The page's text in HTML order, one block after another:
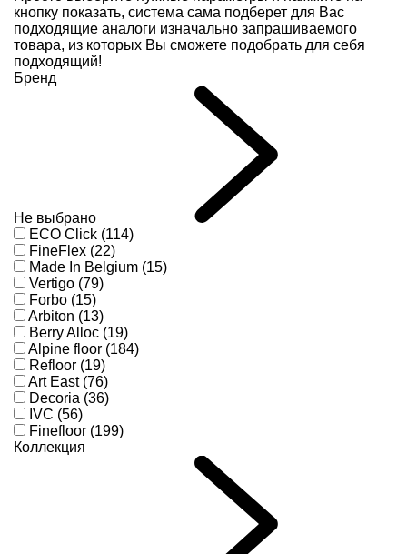
кнопку показать, система сама подберет для Вас
подходящие аналоги изначально запрашиваемого
товара, из которых Вы сможете подобрать для себя
подходящий!
Бренд
Не выбрано
ECO Click (114)
FineFlex (22)
Made In Belgium (15)
Vertigo (79)
Forbo (15)
Arbiton (13)
Berry Alloc (19)
Alpine floor (184)
Refloor (19)
Art East (76)
Decoria (36)
IVC (56)
Finefloor (199)
Коллекция